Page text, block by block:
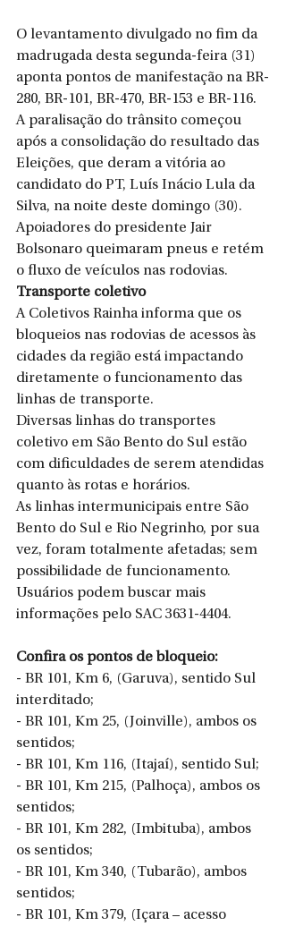
O levantamento divulgado no fim da
madrugada desta segunda-feira (31)
aponta pontos de manifestação na BR-
280, BR-101, BR-470, BR-153 e BR-116.
A paralisação do trânsito começou
após a consolidação do resultado das
Eleições, que deram a vitória ao
candidato do PT, Luís Inácio Lula da
Silva, na noite deste domingo (30).
Apoiadores do presidente Jair
Bolsonaro queimaram pneus e retém
o fluxo de veículos nas rodovias.
Transporte coletivo
A Coletivos Rainha informa que os
bloqueios nas rodovias de acessos às
cidades da região está impactando
diretamente o funcionamento das
linhas de transporte.
Diversas linhas do transportes
coletivo em São Bento do Sul estão
com dificuldades de serem atendidas
quanto às rotas e horários.
As linhas intermunicipais entre São
Bento do Sul e Rio Negrinho, por sua
vez, foram totalmente afetadas; sem
possibilidade de funcionamento.
Usuários podem buscar mais
informações pelo SAC 3631-4404.
Confira os pontos de bloqueio:
- BR 101, Km 6, (Garuva), sentido Sul
interditado;
- BR 101, Km 25, (Joinville), ambos os
sentidos;
- BR 101, Km 116, (Itajaí), sentido Sul;
- BR 101, Km 215, (Palhoça), ambos os
sentidos;
- BR 101, Km 282, (Imbituba), ambos
os sentidos;
- BR 101, Km 340, (Tubarão), ambos
sentidos;
- BR 101, Km 379, (Içara – acesso